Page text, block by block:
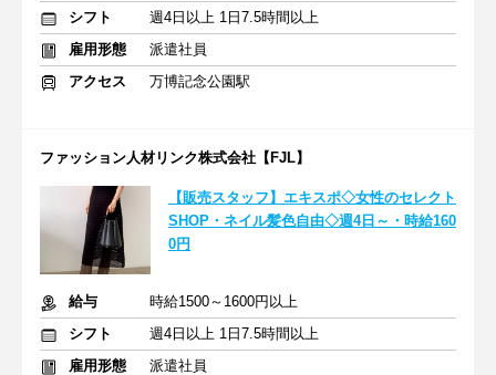
シフト
週4日以上 1日7.5時間以上
雇用形態
派遣社員
アクセス
万博記念公園駅
ファッション人材リンク株式会社【FJL】
【販売スタッフ】エキスポ◇女性のセレクト
SHOP・ネイル髪色自由◇週4日～・時給160
0円
給与
時給1500～1600円以上
シフト
週4日以上 1日7.5時間以上
雇用形態
派遣社員